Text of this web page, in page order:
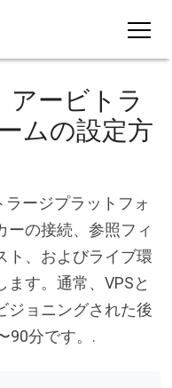
アービトラ
ムの設定方
ージプラットフォ
ーの接続、参照フィ
ト、およびライブ環
す。通常、VPSと
ジョニングされた後
90分です。.